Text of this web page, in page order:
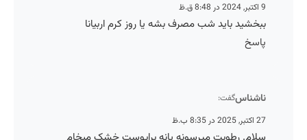
9 اکتبر, 2024 در 8:48 ق.ظ
ببخشید باید شب مصرف بشه یا روز کرم اربیانا
پاسخ
ناشناسگفت:
27 اکتبر, 2025 در 8:35 ب.ظ